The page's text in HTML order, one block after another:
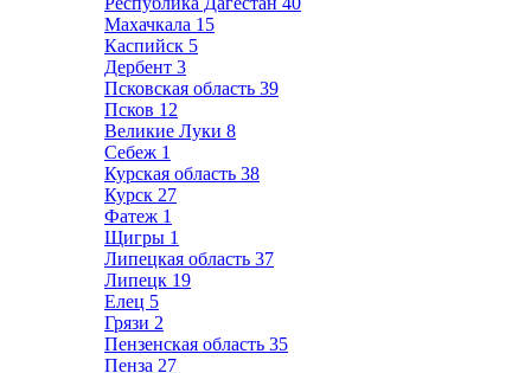
Махачкала 15
Каспийск 5
Дербент 3
Псковская область 39
Псков 12
Великие Луки 8
Себеж 1
Курская область 38
Курск 27
Фатеж 1
Щигры 1
Липецкая область 37
Липецк 19
Елец 5
Грязи 2
Пензенская область 35
Пенза 27